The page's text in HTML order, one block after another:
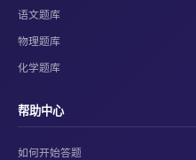
语文题库
物理题库
化学题库
帮助中心
如何开始答题